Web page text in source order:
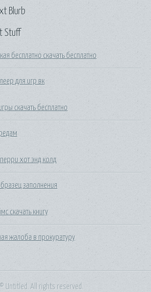
Stuff
бесплатно скачать бесплатно
для игр вк
скачать бесплатно
хот энд колд
заполнения
скачать книгу
жалоба в прокуратуру
Blurb
© Untitled. All rights reserved.